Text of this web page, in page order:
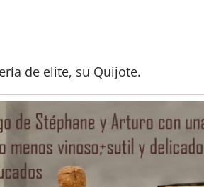
de elite, su Quijote.